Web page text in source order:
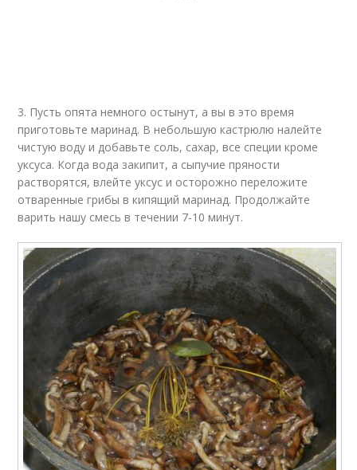
3. Пусть опята немного остынут, а вы в это время
приготовьте маринад. В небольшую кастрюлю налейте
чистую воду и добавьте соль, сахар, все специи кроме
уксуса. Когда вода закипит, а сыпучие пряности
растворятся, влейте уксус и осторожно переложите
отваренные грибы в кипящий маринад. Продолжайте
варить нашу смесь в течении 7-10 минут.